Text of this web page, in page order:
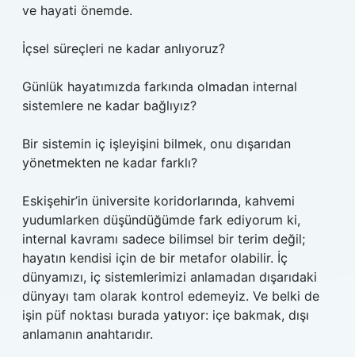
ve hayati önemde.
İçsel süreçleri ne kadar anlıyoruz?
Günlük hayatımızda farkında olmadan internal
sistemlere ne kadar bağlıyız?
Bir sistemin iç işleyişini bilmek, onu dışarıdan
yönetmekten ne kadar farklı?
Eskişehir’in üniversite koridorlarında, kahvemi
yudumlarken düşündüğümde fark ediyorum ki,
internal kavramı sadece bilimsel bir terim değil;
hayatın kendisi için de bir metafor olabilir. İç
dünyamızı, iç sistemlerimizi anlamadan dışarıdaki
dünyayı tam olarak kontrol edemeyiz. Ve belki de
işin püf noktası burada yatıyor: içe bakmak, dışı
anlamanın anahtarıdır.